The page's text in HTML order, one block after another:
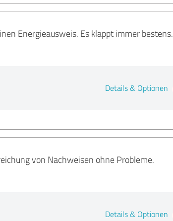
Energieausweis. Es klappt immer bestens.
Details & Optionen
von Nachweisen ohne Probleme.
Details & Optionen